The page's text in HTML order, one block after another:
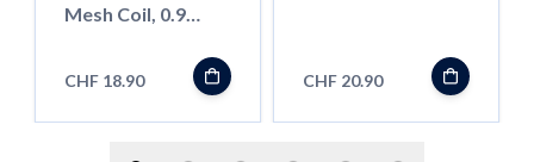
Mesh Coil, 0.9
CHF 18.90 CHF 20.90